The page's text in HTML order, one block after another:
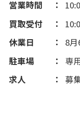
営業時間
買取受付
休業日
8
駐車場
専
求人
募